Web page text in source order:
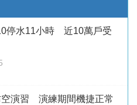
停水11小時 近10萬戶受
空演習 演練期間機捷正常